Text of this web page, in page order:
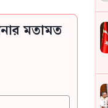
মতামত